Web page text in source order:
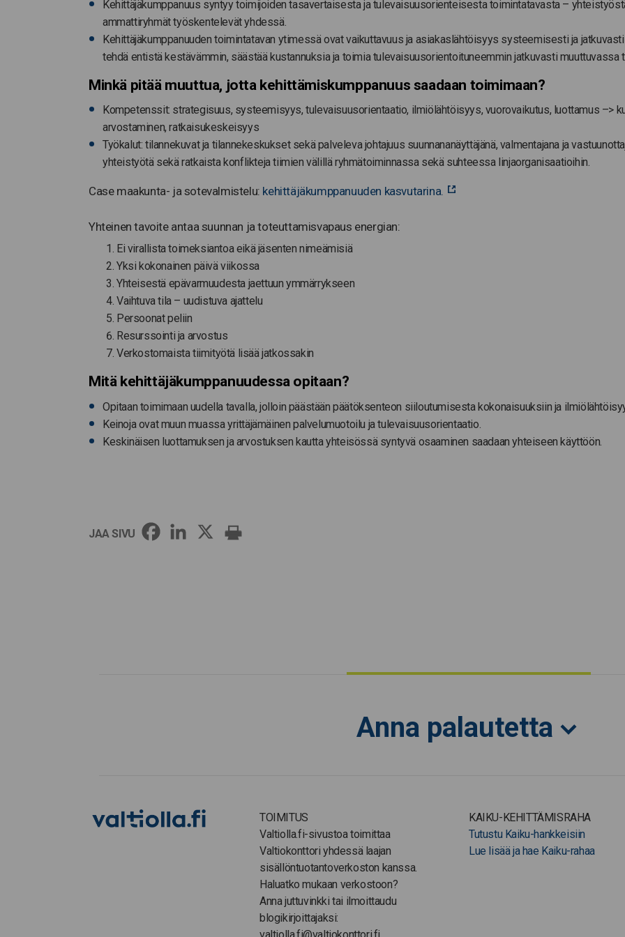
Kehittäjäkumppanuus syntyy toimijoiden tasavertaisesta ja tulevaisuusorienteisesta toimintatavasta –
ammattiryhmät työskentelevät yhdessä.
Kehittäjäkumppanuuden toimintatavan ytimessä ovat vaikuttavuus ja asiakaslähtöisyys systeemisesti ja
tehdä entistä kestävämmin, säästää kustannuksia ja toimia tulevaisuusorientoituneemmin jatkuvasti muuttuvassa
Minkä pitää muuttua, jotta kehittämiskumppanuus saadaan toimimaan?
Kompetenssit: strategisuus, systeemisyys, tulevaisuusorientaatio, ilmiölähtöisyys, vuorovaikutus, luottamus –>
arvostaminen, ratkaisukeskeisyys
Työkalut: tilannekuvat ja tilannekeskukset sekä palveleva johtajuus suunnananäyttäjänä, valmentajana ja
yhteistyötä sekä ratkaista konflikteja tiimien välillä ryhmätoiminnassa sekä suhteessa linjaorganisaatioihin.
Case maakunta- ja sotevalmistelu: kehittäjäkumppanuuden kasvutarina.
Yhteinen tavoite antaa suunnan ja toteuttamisvapaus energian:
Ei virallista toimeksiantoa eikä jäsenten nimeämisiä
Yksi kokonainen päivä viikossa
Yhteisestä epävarmuudesta jaettuun ymmärrykseen
Vaihtuva tila – uudistuva ajattelu
Persoonat peliin
Resurssointi ja arvostus
Verkostomaista tiimityötä lisää jatkossakin
Mitä kehittäjäkumppanuudessa opitaan?
Opitaan toimimaan uudella tavalla, jolloin päästään päätöksenteon siiloutumisesta kokonaisuuksiin ja
Keinoja ovat muun muassa yrittäjämäinen palvelumuotoilu ja tulevaisuusorientaatio.
Keskinäisen luottamuksen ja arvostuksen kautta yhteisössä syntyvä osaaminen saadaan yhteiseen käyttöön.
JAA SIVU
Anna palautetta
TOIMITUS
Valtiolla.fi-sivustoa toimittaa
Valtiokonttori yhdessä laajan
sisällöntuotantoverkoston kanssa.
Haluatko mukaan verkostoon?
Anna juttuvinkki tai ilmoittaudu
blogikirjoittajaksi:
valtiolla.fi@valtiokonttori.fi
KAIKU-KEHITTÄMISRAHA
Tutustu Kaiku-hankkeisiin
Lue lisää ja hae Kaiku-rahaa